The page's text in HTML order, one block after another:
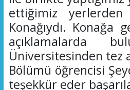
ettiğimiz
Konağıydı. Konağa
açıklamalarda
Üniversitesinden tez
Bölümü öğrencisi
teşekkür eder